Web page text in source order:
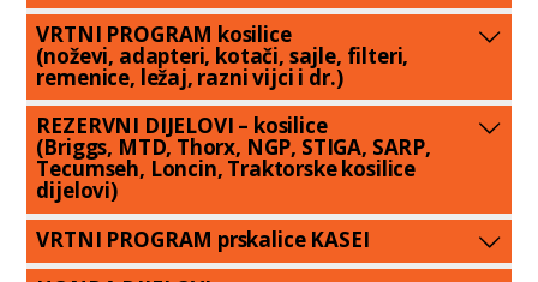
VRTNI PROGRAM kosilice
(noževi, adapteri, kotači, sajle, filteri,
remenice, ležaj, razni vijci i dr.)
REZERVNI DIJELOVI – kosilice
(Briggs, MTD, Thorx, NGP, STIGA, SARP,
Tecumseh, Loncin, Traktorske kosilice
dijelovi)
VRTNI PROGRAM prskalice KASEI